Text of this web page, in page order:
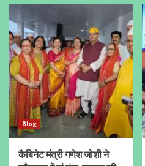
Blog
कैबिनेट मंत्री गणेश जोशी ने